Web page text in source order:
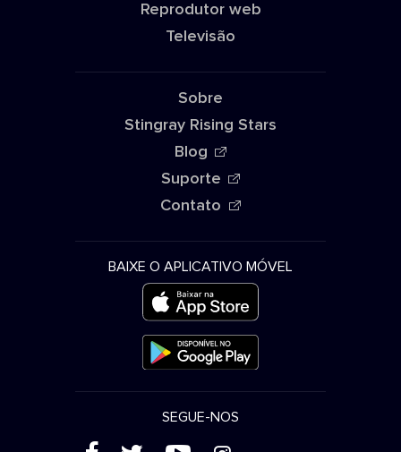
Reprodutor web
Televisão
Sobre
Stingray Rising Stars
Blog
Suporte
Contato
BAIXE O APLICATIVO MÓVEL
SEGUE-NOS